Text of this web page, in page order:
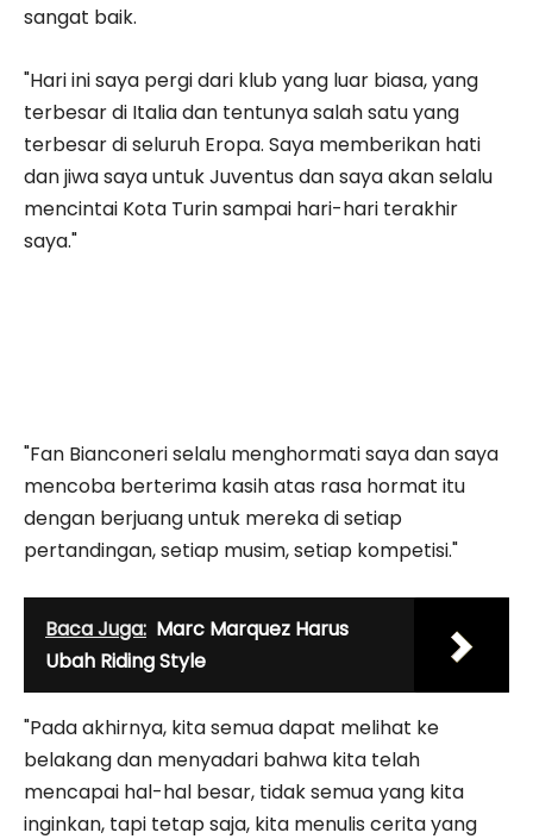
sangat baik.
"Hari ini saya pergi dari klub yang luar biasa, yang
terbesar di Italia dan tentunya salah satu yang
terbesar di seluruh Eropa. Saya memberikan hati
dan jiwa saya untuk Juventus dan saya akan selalu
mencintai Kota Turin sampai hari-hari terakhir
saya."
"Fan Bianconeri selalu menghormati saya dan saya
mencoba berterima kasih atas rasa hormat itu
dengan berjuang untuk mereka di setiap
pertandingan, setiap musim, setiap kompetisi."
Baca Juga: Marc Marquez Harus
Ubah Riding Style
"Pada akhirnya, kita semua dapat melihat ke
belakang dan menyadari bahwa kita telah
mencapai hal-hal besar, tidak semua yang kita
inginkan, tapi tetap saja, kita menulis cerita yang